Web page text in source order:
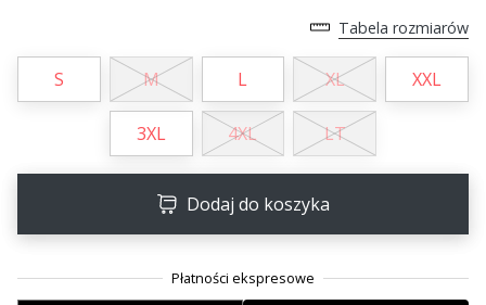
Tabela rozmiarów
S M L XL XXL
3XL 4XL LT
Dodaj do koszyka